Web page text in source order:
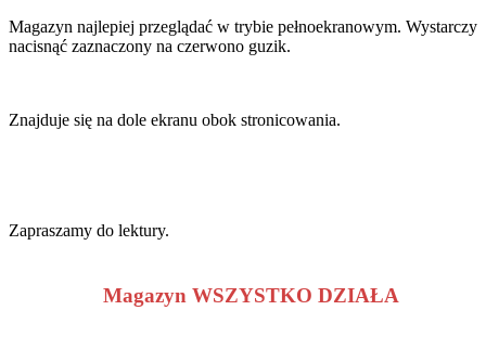
Magazyn najlepiej przeglądać w trybie pełnoekranowym. Wystarczy
nacisnąć zaznaczony na czerwono guzik.
Znajduje się na dole ekranu obok stronicowania.
Zapraszamy do lektury.
Magazyn WSZYSTKO DZIAŁA